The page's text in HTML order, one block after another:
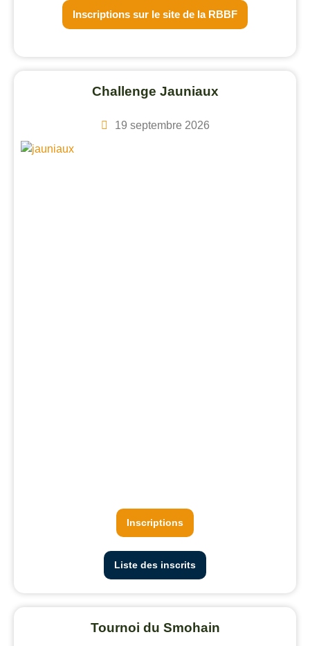
Inscriptions sur le site de la RBBF
Challenge Jauniaux
19 septembre 2026
Inscriptions
Liste des inscrits
Tournoi du Smohain